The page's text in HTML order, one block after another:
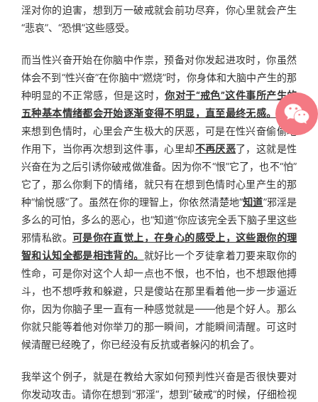
淫对你的迫害，想到万一破戒就会前功尽弃，你心里就会产生
“悲哀”、“恐惧”这些感受。
而当性兴奋开始在你脑中作祟，预备对你发起进攻时，你虽然
体会不到“性兴奋”在你脑中“燃烧”时，你身体和大脑中产生的那
种明显的不正常感，但是这时，你对于“戒色”这件事所产生的
五种基本情绪都会开始逐渐变得不明显，直至最终无感。 你本
来想到色情时，心里会产生极大的厌恶，可是在性兴奋偷偷地
作用下，当你再次想到这件事，心里却不再厌恶了，这就是性
兴奋在为之后引诱你破戒做准备。因为你不“恨”它了，也不“怕”
它了，那么你剩下的情绪，就只有在想到色情时心里产生的那
种“愉悦感”了。虽然在你的理智上，你依然清楚地“知道”邪淫是
多么的可怕，多么的恶心，也“知道”你应该完全丢下脑子里这些
邪情私欲。 可是你在直觉上，在身心的感受上，这些跟你的理
智和认知全都是相违背的。 就好比一个歹徒拿着刀要来取你的
性命，可是你对这个人却一点也不恨，也不怕，也不想跟他搏
斗，也不想呼救和躲避，只是傻站在那里看着他一步一步逼近
你，因为你脑子里一直有一种感觉就是——他是个好人。那么
你就只能等着他对你举刀的那一瞬间，才能瞬间清醒。可这时
候清醒已经晚了，你已经没有反抗或者躲闪的机会了。
我举这个例子，就是在教给大家如何预判性兴奋是否很快要对
你发动攻击。请你在想到“邪淫“，想到”破戒“的时候，仔细检视